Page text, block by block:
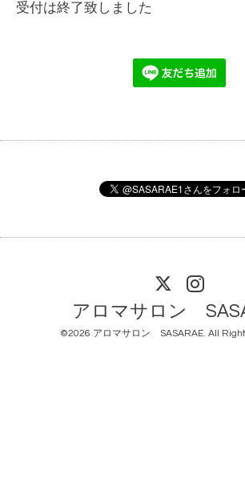
受付は終了致しました
アロマサロン
©2026 アロマサロン SASARAE. All